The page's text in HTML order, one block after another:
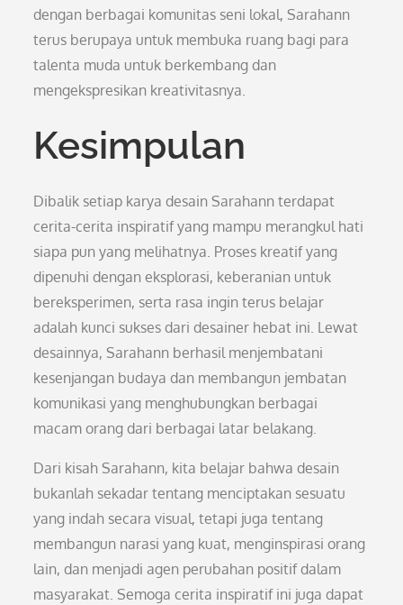
dengan berbagai komunitas seni lokal, Sarahann
terus berupaya untuk membuka ruang bagi para
talenta muda untuk berkembang dan
mengekspresikan kreativitasnya.
Kesimpulan
Dibalik setiap karya desain Sarahann terdapat
cerita-cerita inspiratif yang mampu merangkul hati
siapa pun yang melihatnya. Proses kreatif yang
dipenuhi dengan eksplorasi, keberanian untuk
bereksperimen, serta rasa ingin terus belajar
adalah kunci sukses dari desainer hebat ini. Lewat
desainnya, Sarahann berhasil menjembatani
kesenjangan budaya dan membangun jembatan
komunikasi yang menghubungkan berbagai
macam orang dari berbagai latar belakang.
Dari kisah Sarahann, kita belajar bahwa desain
bukanlah sekadar tentang menciptakan sesuatu
yang indah secara visual, tetapi juga tentang
membangun narasi yang kuat, menginspirasi orang
lain, dan menjadi agen perubahan positif dalam
masyarakat. Semoga cerita inspiratif ini juga dapat